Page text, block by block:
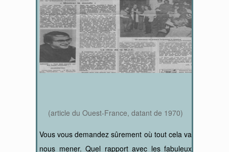
(article du Ouest-France, datant de 1970)
Vous vous demandez sûrement où tout cela va
nous mener. Quel rapport avec les fabuleux